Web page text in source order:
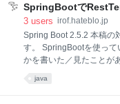
だいたいどこかに書かれ
い方についてもどうすれ
ます。なんだけど、でき
一つのことをいろんなや
とが限定されたものと比
ないわけではなく、たい
SpringBootで
3 users irof.hateblo.jp
Spring Boot 2.5.2 本稿の
す。 SpringBootを使って
かを書いた／見たことが
とがある。 ぼんやり知
java